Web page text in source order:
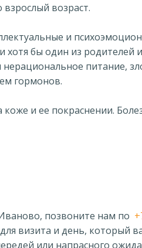
возраст.
и
хотя бы один из родителей
питание,
гормонов.
и ее покраснении.
позвоните нам по
визита и день,
или напрасного